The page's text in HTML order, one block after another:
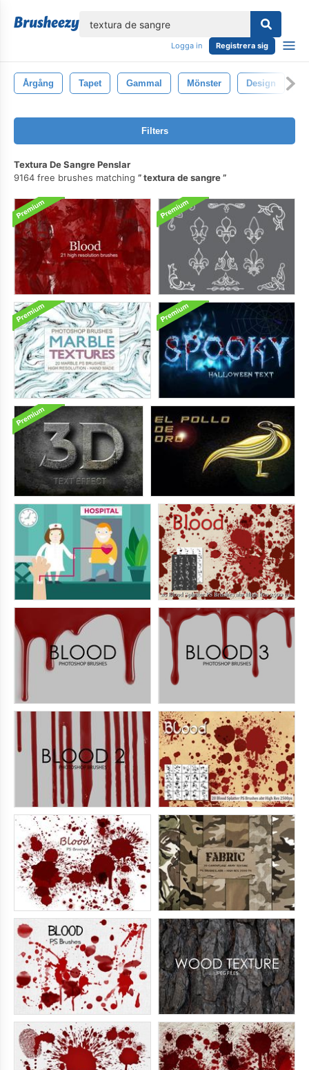
Logga in Registrera sig
Årgång Tapet Gammal Mönster Design
Filters
Textura De Sangre Penslar
9164 free brushes matching
textura de sangre